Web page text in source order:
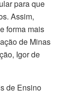
para que
Assim,
forma mais
de Minas
Igor de
de Ensino